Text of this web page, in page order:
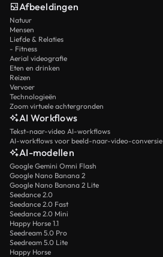
Afbeeldingen
Natuur
Mensen
Liefde & Relaties
- Fitness
Aerial videografie
Eten en drinken
Reizen
Vervoer
Technologieën
Zoom virtuele achtergronden
AI Workflows
Tekst-naar-video AI-workflows
AI-workflows voor beeld-naar-video-conversie
AI-modellen
Google Gemini Omni Flash
Google Nano Banana 2
Google Nano Banana 2 Lite
Seedance 2.0
Seedance 2.0 Fast
Seedance 2.0 Mini
Happy Horse 1.1
Seedream 5.0 Pro
Seedream 5.0 Lite
Happy Horse